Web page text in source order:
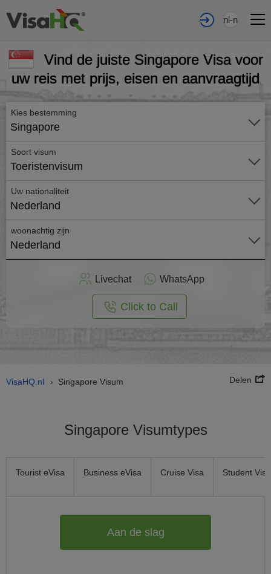
nl-nl
Vind de juiste Singapore Visa voor
uw reis met prijs, eisen en aanvraagtijd
Kies bestemming
Singapore
Soort visum
Toeristenvisum
Uw nationaliteit
Nederland
woonachtig zijn
Nederland
Livechat WhatsApp
Click to Call
VisaHQ.nl › Singapore Visum Delen
Singapore Visumtypes
Tourist eVisa Business eVisa Cruise Visa Student Visa
Aan de slag